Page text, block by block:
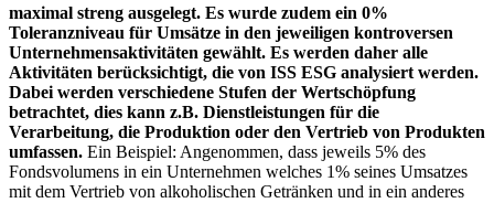
maximal streng ausgelegt. Es wurde zudem ein 0%
Toleranzniveau für Umsätze in den jeweiligen kontroversen
Unternehmensaktivitäten gewählt. Es werden daher alle
Aktivitäten berücksichtigt, die von ISS ESG analysiert werden.
Dabei werden verschiedene Stufen der Wertschöpfung
betrachtet, dies kann z.B. Dienstleistungen für die
Verarbeitung, die Produktion oder den Vertrieb von Produkten
umfassen. Ein Beispiel: Angenommen, dass jeweils 5% des
Fondsvolumens in ein Unternehmen welches 1% seines Umsatzes
mit dem Vertrieb von alkoholischen Getränken und in ein anderes